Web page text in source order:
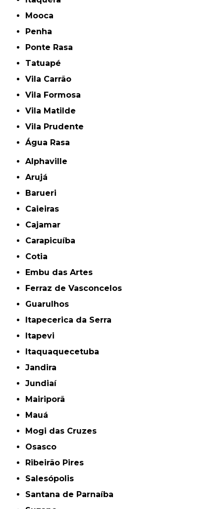
Mooca
Penha
Ponte Rasa
Tatuapé
Vila Carrão
Vila Formosa
Vila Matilde
Vila Prudente
Água Rasa
Alphaville
Arujá
Barueri
Caieiras
Cajamar
Carapicuíba
Cotia
Embu das Artes
Ferraz de Vasconcelos
Guarulhos
Itapecerica da Serra
Itapevi
Itaquaquecetuba
Jandira
Jundiaí
Mairiporã
Mauá
Mogi das Cruzes
Osasco
Ribeirão Pires
Salesópolis
Santana de Parnaíba